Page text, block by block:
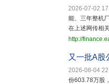
2026-07-02
能、三年整机
在上述网传
http://
又一批A股
2026-08-04
份603.78万股